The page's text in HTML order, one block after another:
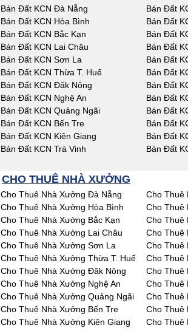
Bán Đất KCN Đà Nẵng Bán Đất
Bán Đất KCN Hòa Bình Bán Đất
Bán Đất KCN Bắc Kạn Bán Đất
Bán Đất KCN Lai Châu Bán Đất
Bán Đất KCN Sơn La Bán Đất
Bán Đất KCN Thừa T. Huế Bán Đất
Bán Đất KCN Đăk Nông Bán Đất
Bán Đất KCN Nghệ An Bán Đất
Bán Đất KCN Quảng Ngãi Bán Đất
Bán Đất KCN Bến Tre Bán Đất
Bán Đất KCN Kiên Giang Bán Đất
Bán Đất KCN Trà Vinh Bán Đất
CHO THUÊ NHÀ XƯỞNG
Cho Thuê Nhà Xưởng Đà Nẵng Cho Thuê
Cho Thuê Nhà Xưởng Hòa Bình Cho Thuê
Cho Thuê Nhà Xưởng Bắc Kạn Cho Thuê
Cho Thuê Nhà Xưởng Lai Châu Cho Thuê
Cho Thuê Nhà Xưởng Sơn La Cho Thuê
Cho Thuê Nhà Xưởng Thừa T. Huế Cho Thuê
Cho Thuê Nhà Xưởng Đăk Nông Cho Thuê
Cho Thuê Nhà Xưởng Nghệ An Cho Thuê
Cho Thuê Nhà Xưởng Quảng Ngãi Cho Thuê
Cho Thuê Nhà Xưởng Bến Tre Cho Thuê
Cho Thuê Nhà Xưởng Kiên Giang Cho Thuê